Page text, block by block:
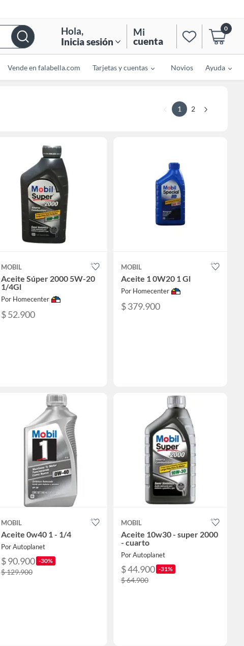
Hola,
Inicia sesión
Mi
cuenta
0
Vende en falabella.com Tarjetas y cuentas Novios Ayuda
1 2
MOBIL
Aceite Súper 2000 5W-20
1/4Gl
Por Homecenter
$ 52.900
MOBIL
Aceite 1 0W20 1 Gl
Por Homecenter
$ 379.900
MOBIL
Aceite 0w40 1 - 1/4
Por Autoplanet
$ 90.900 -30%
$ 129.900
MOBIL
Aceite 10w30 - super 2000
- cuarto
Por Autoplanet
$ 44.900 -31%
$ 64.900